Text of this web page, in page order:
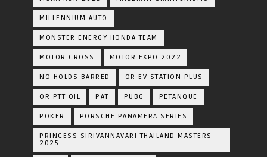
MILLENNIUM AUTO
MONSTER ENERGY HONDA TEAM
MOTOR CROSS MOTOR EXPO 2022
NO HOLDS BARRED OR EV STATION PLUS
OR PTT OIL PAT PUBG PETANQUE
POKER PORSCHE PANAMERA SERIES
PRINCESS SIRIVANNAVARI THAILAND MASTERS
2025